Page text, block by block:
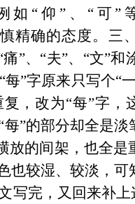
如 “ 仰 ”、 “可”
精确的态度。三
痛”、 “夫”、 “文”和
“每”字原来只写个“
，改为“每”字，
每”的部分却全是淡
放的间架，也全是
也较湿、较淡，可
写完，又回来补上